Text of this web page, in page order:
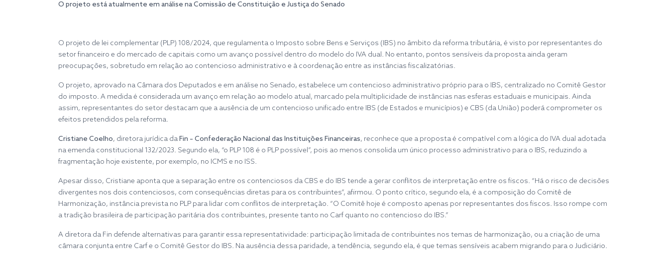
O projeto está atualmente em análise na Comissão de Constituição e Justiça do Senado
O projeto de lei complementar (PLP) 108/2024, que regulamenta o Imposto sobre Bens e Serviços (IBS) no âmbito da reforma tributária, é visto por representantes do
setor financeiro e do mercado de capitais como um avanço possível dentro do modelo do IVA dual. No entanto, pontos sensíveis da proposta ainda geram
preocupações, sobretudo em relação ao contencioso administrativo e à coordenação entre as instâncias fiscalizatórias.
O projeto, aprovado na Câmara dos Deputados e em análise no Senado, estabelece um contencioso administrativo próprio para o IBS, centralizado no Comitê Gestor
do imposto. A medida é considerada um avanço em relação ao modelo atual, marcado pela multiplicidade de instâncias nas esferas estaduais e municipais. Ainda
assim, representantes do setor destacam que a ausência de um contencioso unificado entre IBS (de Estados e municípios) e CBS (da União) poderá comprometer os
efeitos pretendidos pela reforma.
Cristiane Coelho, diretora jurídica daFin – Confederação Nacional das Instituições Financeiras, reconhece que a proposta é compatível com a lógica do IVA dual adotada
na emenda constitucional 132/2023. Segundo ela, “o PLP 108 é o PLP possível”, pois ao menos consolida um único processo administrativo para o IBS, reduzindo a
fragmentação hoje existente, por exemplo, no ICMS e no ISS.
Apesar disso, Cristiane aponta que a separação entre os contenciosos da CBS e do IBS tende a gerar conflitos de interpretação entre os fiscos. “Há o risco de decisões
divergentes nos dois contenciosos, com consequências diretas para os contribuintes”, afirmou. O ponto crítico, segundo ela, é a composição do Comitê de
Harmonização, instância prevista no PLP para lidar com conflitos de interpretação. “O Comitê hoje é composto apenas por representantes dos fiscos. Isso rompe com
a tradição brasileira de participação paritária dos contribuintes, presente tanto no Carf quanto no contencioso do IBS.”
A diretora da Fin defende alternativas para garantir essa representatividade: participação limitada de contribuintes nos temas de harmonização, ou a criação de uma
câmara conjunta entre Carf e o Comitê Gestor do IBS. Na ausência dessa paridade, a tendência, segundo ela, é que temas sensíveis acabem migrando para o Judiciário.